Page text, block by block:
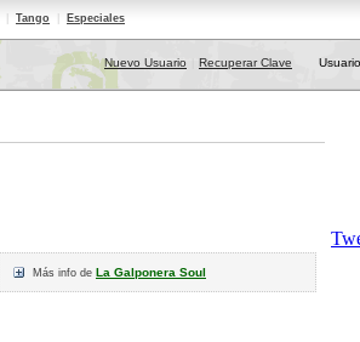
Tango Especiales
Nuevo Usuario Recuperar Clave
Más info de La Galponera Soul